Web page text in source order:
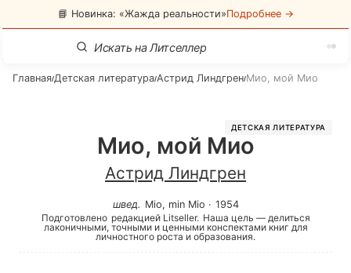
📘 Новинка: «Жажда реальности»Подробнее →
Главная/Детская литература/Астрид Линдгрен/Мио, мой Мио
ДЕТСКАЯ ЛИТЕРАТУРА
Мио, мой Мио
Астрид Линдгрен
швед. Mio, min Mio · 1954
Подготовлено редакцией Litseller. Наша цель — делиться
лаконичными, точными и ценными конспектами книг для
личностного роста и образования.